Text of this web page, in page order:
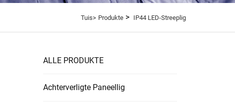
Tuis> Produkte> IP44 LED-Streeplig
ALLE PRODUKTE
Achterverligte Paneellig